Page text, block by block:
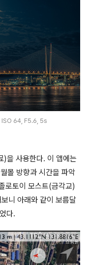
64, F5.6, 5s
을 사용한다. 이 앱에는
몰 방향과 시간을 파악
로토이 모스트(금각교)
니 아래와 같이 보름달
다.